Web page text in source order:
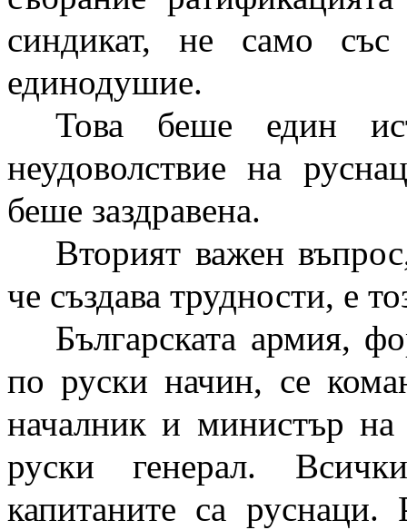
синдикат, не само
единодушие.
Това беше един
неудоволствие на
беше заздравена.
Вторият важен
че създава трудности, е
Българската армия,
по руски начин, се
началник и министър на
руски генерал.
капитаните са руснаци.